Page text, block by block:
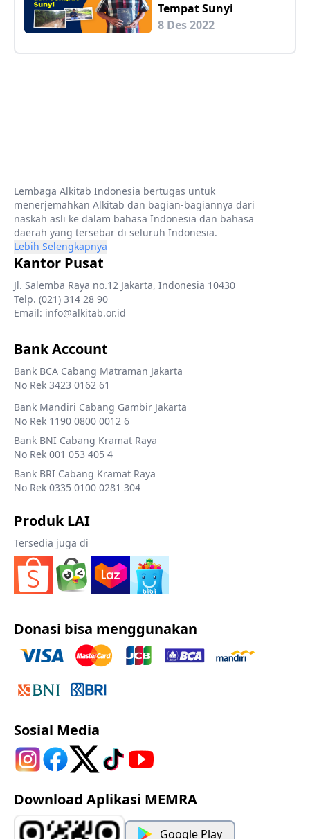
Tempat Sunyi
8 Des 2022
Lembaga Alkitab Indonesia bertugas untuk
menerjemahkan Alkitab dan bagian-bagiannya dari
naskah asli ke dalam bahasa Indonesia dan bahasa
daerah yang tersebar di seluruh Indonesia.
Lebih Selengkapnya
Kantor Pusat
Jl. Salemba Raya no.12 Jakarta, Indonesia 10430
Telp. (021) 314 28 90
Email: info@alkitab.or.id
Bank Account
Bank BCA Cabang Matraman Jakarta
No Rek 3423 0162 61
Bank Mandiri Cabang Gambir Jakarta
No Rek 1190 0800 0012 6
Bank BNI Cabang Kramat Raya
No Rek 001 053 405 4
Bank BRI Cabang Kramat Raya
No Rek 0335 0100 0281 304
Produk LAI
Tersedia juga di
Donasi bisa menggunakan
Sosial Media
Download Aplikasi MEMRA
Google Play